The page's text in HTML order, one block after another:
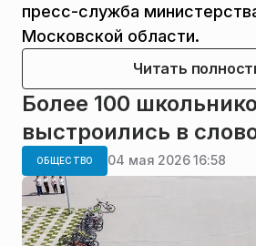
пресс-служба
Московской области.
Читать
Более 100
выстроились в
ОБЩЕСТВО 04 мая 2026 16:58